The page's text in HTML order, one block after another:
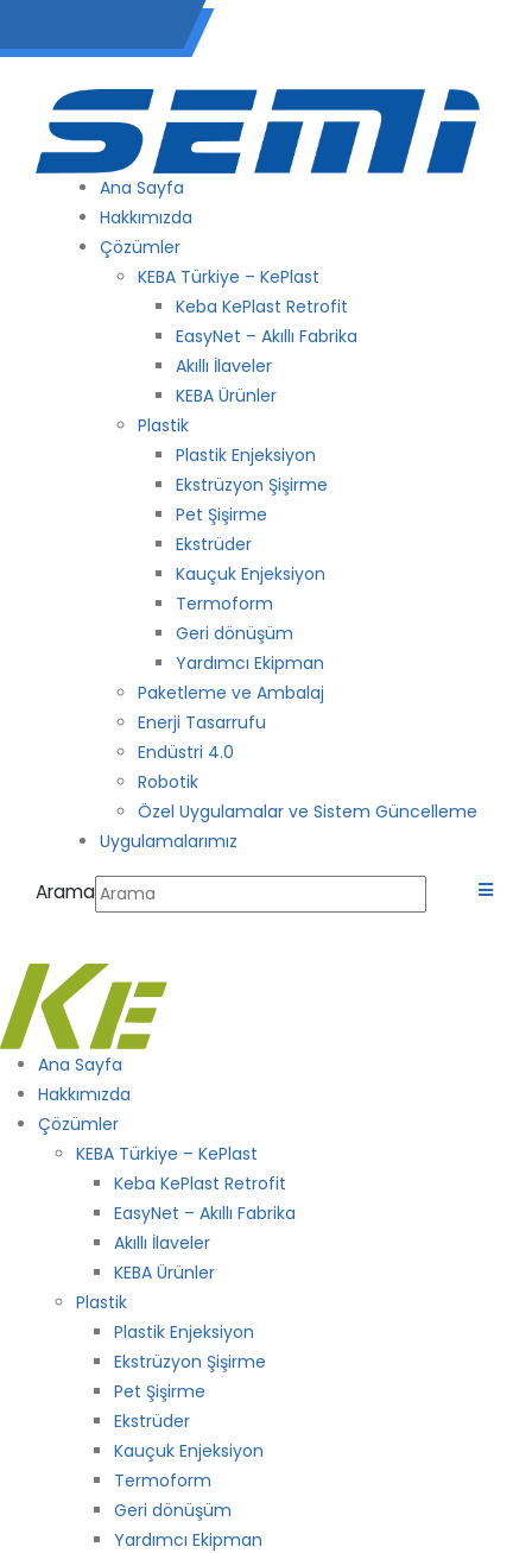
Ana Sayfa
Hakkımızda
Çözümler
KEBA Türkiye – KePlast
Keba KePlast Retrofit
EasyNet – Akıllı Fabrika
Akıllı İlaveler
KEBA Ürünler
Plastik
Plastik Enjeksiyon
Ekstrüzyon Şişirme
Pet Şişirme
Ekstrüder
Kauçuk Enjeksiyon
Termoform
Geri dönüşüm
Yardımcı Ekipman
Paketleme ve Ambalaj
Enerji Tasarrufu
Endüstri 4.0
Robotik
Özel Uygulamalar ve Sistem Güncelleme
Uygulamalarımız
Arama
Ana Sayfa
Hakkımızda
Çözümler
KEBA Türkiye – KePlast
Keba KePlast Retrofit
EasyNet – Akıllı Fabrika
Akıllı İlaveler
KEBA Ürünler
Plastik
Plastik Enjeksiyon
Ekstrüzyon Şişirme
Pet Şişirme
Ekstrüder
Kauçuk Enjeksiyon
Termoform
Geri dönüşüm
Yardımcı Ekipman